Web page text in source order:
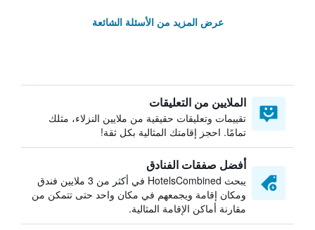
عرض المزيد من الأسئلة الشائعة
الملايين من التعليقات
تقييمات وتعليقات حقيقية من ملايين النزلاء، مثلك
تمامًا. احجز إقامتك المثالية بكل ثقة!
أفضل صفقات الفنادق
يبحث HotelsCombined في أكثر من 3 ملايين فندق
ومكان إقامة ويجمعهم في مكان واحد حتى تتمكن من
مقارنة أماكن الإقامة المثالية.